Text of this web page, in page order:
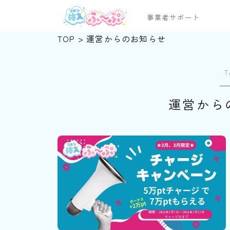
事業者サポート
TOP >運営からのお知らせ
運営から